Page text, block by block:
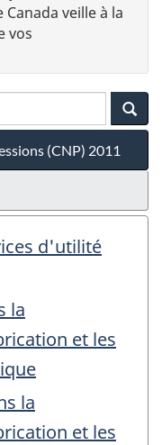
veille à la
vos
(CNP) 2011
d'utilité
la
et les
la
et les